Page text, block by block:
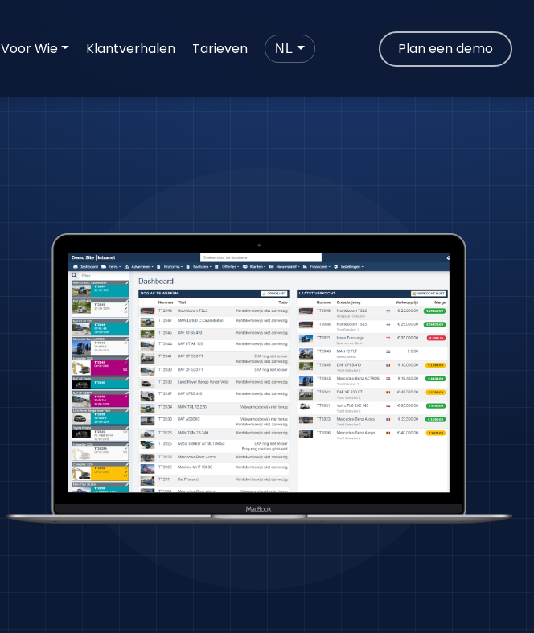
Voor Wie Klantverhalen Tarieven NL Plan een demo